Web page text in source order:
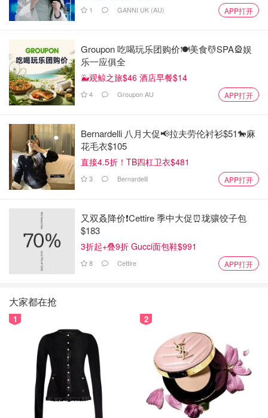
1 GANNI UK (AU) APP打开
Groupon 吃喝玩乐团购价🍽️美食💆SPA🎡娱
乐一应俱全
🐳观鲸之旅$46 酒店早餐$14
4 Groupon AU APP打开
Bernardelli 八月大促📢拉夫劳伦衬衫$51🐎麻
花毛衣$105
直接4.5折！TB四杠卫衣$481
3 Bernardelli APP打开
又双叒降价❗️Cettire 季中大促⏰珑骧饺子包
$183
3折起+叠9折 Gucci面包鞋$991
8 Cettire APP打开
大家都在抢
1 2